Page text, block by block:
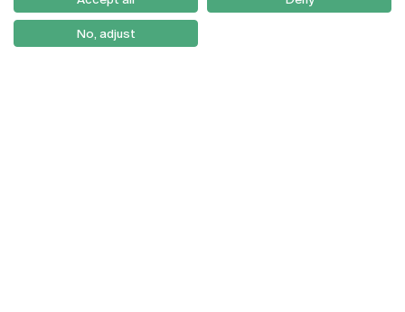
Newsletter
No, adjust